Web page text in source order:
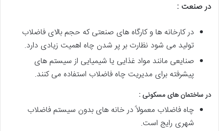
در صنعت :
در کارخانه ها و کارگاه های صنعتی که حجم بالای فاضلاب
تولید می شود نظارت بر پر شدن چاه اهمیت زیادی دارد.
صنایعی مانند مواد غذایی یا شیمیایی از سیستم های
پیشرفته برای مدیریت چاه فاضلاب استفاده می کنند.
در ساختمان های مسکونی :
چاه فاضلاب معمولاً در خانه های بدون سیستم فاضلاب
شهری رایج است.